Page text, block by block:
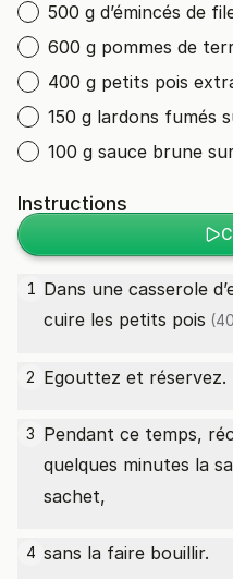
500 g d’émincés de
600 g pommes de
400 g petits pois
150 g lardons fumés
100 g sauce brune
Instructions
1 Dans une casserole
cuire les petits pois
2 Egouttez et réservez.
3 Pendant ce temps,
quelques minutes la
sachet,
4 sans la faire bouillir.